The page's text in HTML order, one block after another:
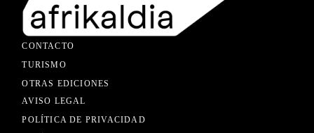
CONTACTO
TURISMO
OTRAS EDICIONES
AVISO LEGAL
POLÍTICA DE PRIVACIDAD